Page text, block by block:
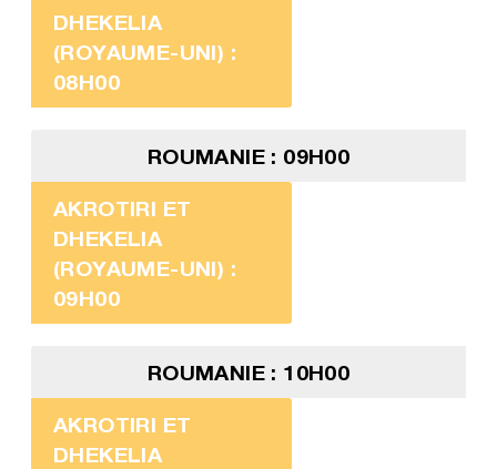
DHEKELIA
(ROYAUME-UNI) :
08H00
ROUMANIE : 09H00
AKROTIRI ET
DHEKELIA
(ROYAUME-UNI) :
09H00
ROUMANIE : 10H00
AKROTIRI ET
DHEKELIA